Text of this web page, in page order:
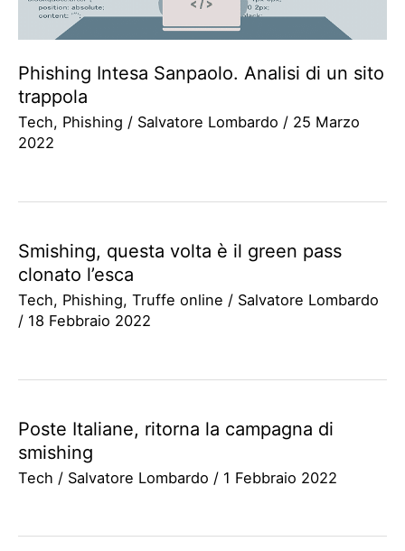
Phishing Intesa Sanpaolo. Analisi di un sito
trappola
Tech, Phishing / Salvatore Lombardo / 25 Marzo
2022
Smishing, questa volta è il green pass
clonato l’esca
Tech, Phishing, Truffe online / Salvatore Lombardo
/ 18 Febbraio 2022
Poste Italiane, ritorna la campagna di
smishing
Tech / Salvatore Lombardo / 1 Febbraio 2022